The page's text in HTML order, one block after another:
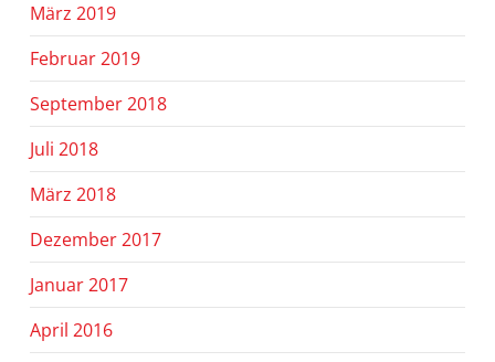
März 2019
Februar 2019
September 2018
Juli 2018
März 2018
Dezember 2017
Januar 2017
April 2016